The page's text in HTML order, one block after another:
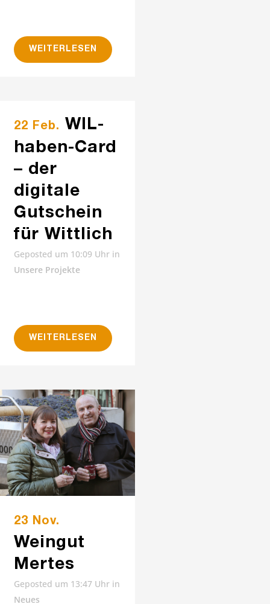
WEITERLESEN
22 Feb. WIL-
haben-Card
– der
digitale
Gutschein
für Wittlich
Geposted um 10:09 Uhr in
Unsere Projekte
WEITERLESEN
23 Nov.
Weingut
Mertes
Geposted um 13:47 Uhr in
Neues